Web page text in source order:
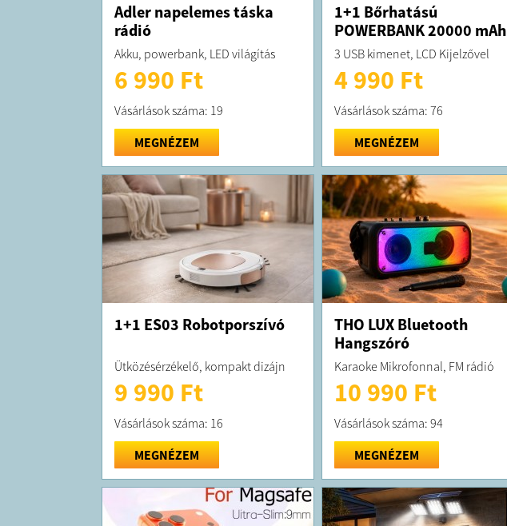
Adler napelemes táska
rádió
Akku, powerbank, LED világítás
6 990 Ft
Vásárlások száma: 19
MEGNÉZEM
1+1 Bőrhatású
POWERBANK 20000 mAh
3 USB kimenet, LCD Kijelzővel
4 990 Ft
Vásárlások száma: 76
MEGNÉZEM
1+1 ES03 Robotporszívó
Ütközésérzékelő, kompakt dizájn
9 990 Ft
Vásárlások száma: 16
MEGNÉZEM
THO LUX Bluetooth
Hangszóró
Karaoke Mikrofonnal, FM rádió
10 990 Ft
Vásárlások száma: 94
MEGNÉZEM